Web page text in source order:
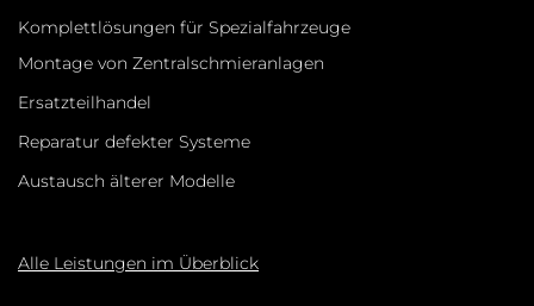
Komplettlösungen für Spezialfahrzeuge
Montage von Zentralschmieranlagen
Ersatzteilhandel
Reparatur defekter Systeme
Austausch älterer Modelle
Alle Leistungen im Überblick